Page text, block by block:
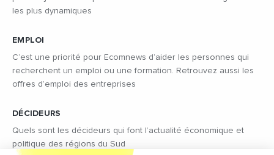
les plus dynamiques
EMPLOI
C’est une priorité pour Ecomnews d’aider les personnes qui
recherchent un emploi ou une formation. Retrouvez aussi les
offres d’emploi des entreprises
DÉCIDEURS
Quels sont les décideurs qui font l’actualité économique et
politique des régions du Sud